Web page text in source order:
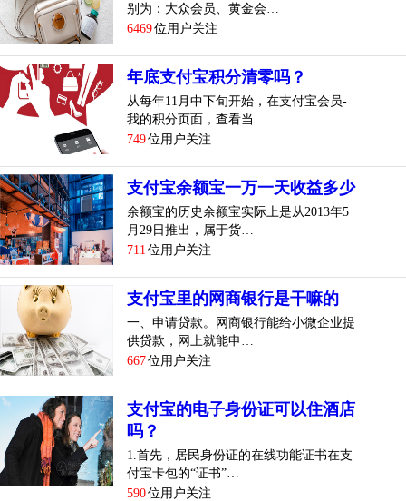
别为：大众会员、黄金会…
6469位用户关注
年底支付宝积分清零吗？
从每年11月中下旬开始，在支付宝会员-
我的积分页面，查看当…
749位用户关注
支付宝余额宝一万一天收益多少
余额宝的历史余额宝实际上是从2013年5
月29日推出，属于货…
711 位用户关注
支付宝里的网商银行是干嘛的
一、申请贷款。网商银行能给小微企业提
供贷款，网上就能申…
667位用户关注
支付宝的电子身份证可以住酒店
吗？
1.首先，居民身份证的在线功能证书在支
付宝卡包的“证书”…
590位用户关注